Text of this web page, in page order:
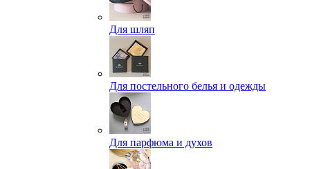
Для шляп
Для постельного белья и одежды
Для парфюма и духов